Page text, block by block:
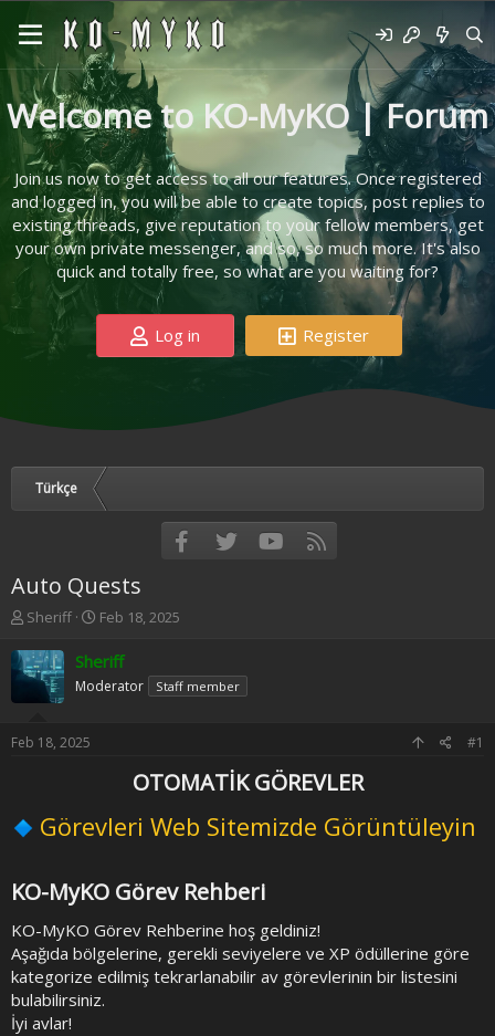
Welcome to KO-MyKO | Forum
Join us now to get access to all our features. Once registered
and logged in, you will be able to create topics, post replies to
existing threads, give reputation to your fellow members, get
your own private messenger, and so, so much more. It's also
quick and totally free, so what are you waiting for?
Log in Register
Türkçe
FacebookTwitter youtube
Auto Quests
T
r
e
s
e
Sheriff
S
a
r
t
Feb 18, 2025
Sheriff
Moderator Staff member
Feb 18, 2025 #1
OTOMATİK GÖREVLER
Görevleri Web Sitemizde Görüntüleyin
KO-MyKO Görev Rehberi
KO-MyKO Görev Rehberine hoş geldiniz!
Aşağıda bölgelerine, gerekli seviyelere ve XP ödüllerine göre
kategorize edilmiş tekrarlanabilir av görevlerinin bir listesini
bulabilirsiniz.
İyi avlar!